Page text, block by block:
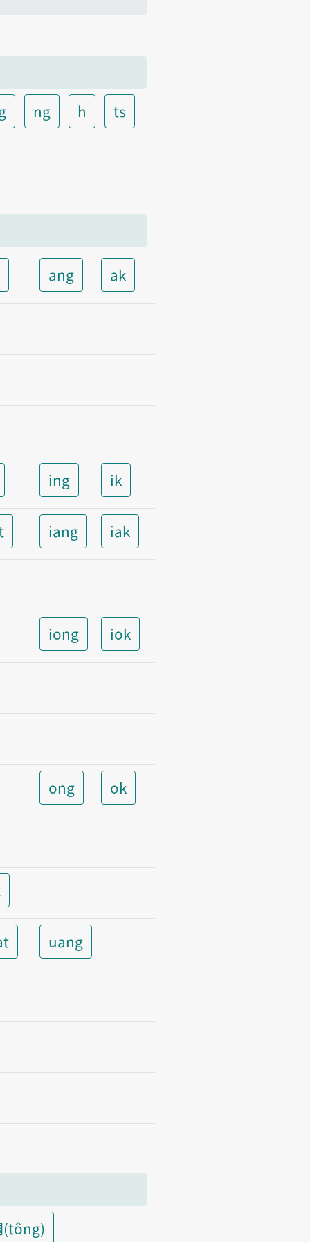
ng h
ts
ang ak
ing ik
iang iak
iong iok
ong ok
uang
(tông)